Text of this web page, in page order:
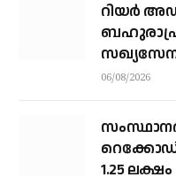
റിയര്‍
06/08/2026
1.25